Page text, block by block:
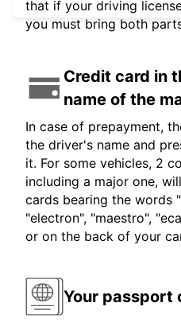
that if your driving
you must bring both
Credit card in
name of the
In case of prepayment,
the driver's name and
it. For some vehicles, 2
including a major one,
cards bearing the words
"electron", "maestro",
or on the back of your
Your passport